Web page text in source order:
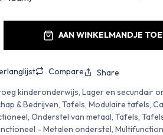
AAN WINKELMANDJE
Compare
Share
kinderonderwijs, Lager en secundair
& Bedrijven, Tafels, Modulaire tafels,
Onderstel van metaal, Tafels,
- Metalen onderstel,